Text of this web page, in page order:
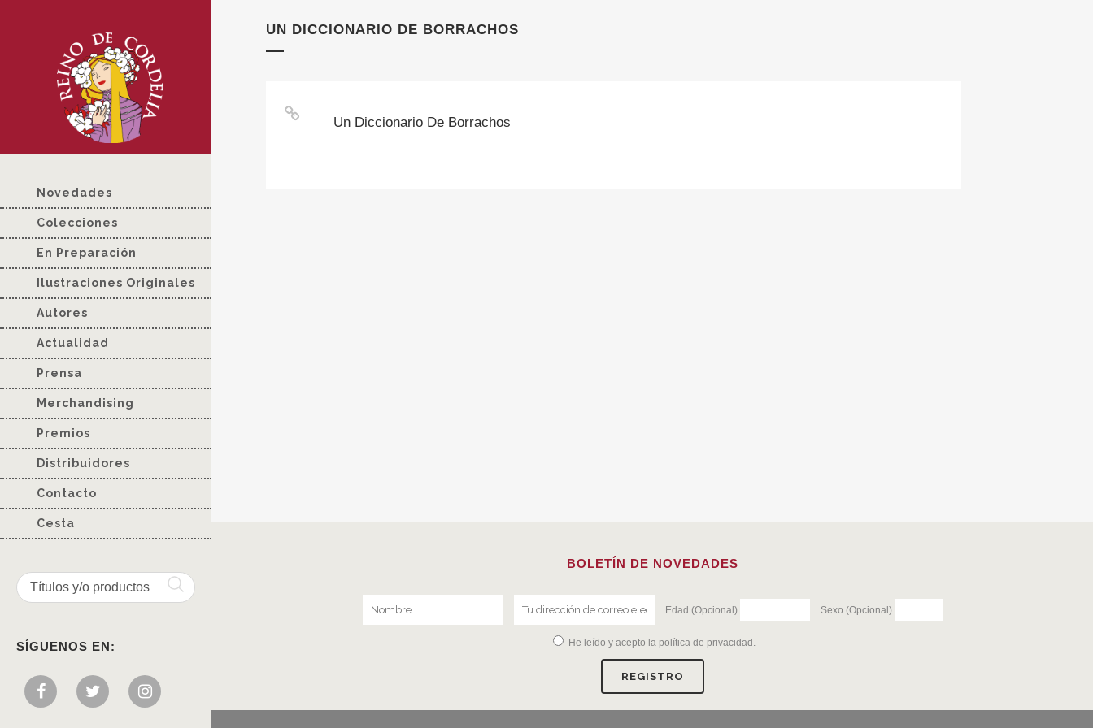
Novedades
Colecciones
En Preparación
Ilustraciones Originales
Autores
Actualidad
Prensa
Merchandising
Premios
Distribuidores
Contacto
Cesta
SÍGUENOS EN:
UN DICCIONARIO DE BORRACHOS
Un Diccionario De Borrachos
BOLETÍN DE NOVEDADES
Edad (Opcional) Sexo (Opcional)
He leído y acepto la política de privacidad .